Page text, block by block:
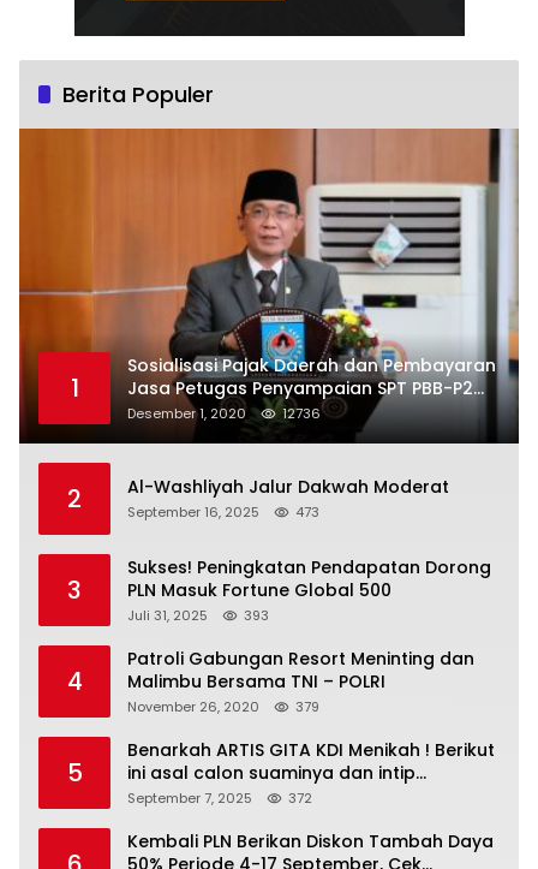
Berita Populer
1
Sosialisasi Pajak Daerah dan Pembayaran
Jasa Petugas Penyampaian SPT PBB-P2
Kota Mataram
Desember 1, 2020 12736
2 Al-Washliyah Jalur Dakwah Moderat
September 16, 2025 473
3
Sukses! Peningkatan Pendapatan Dorong
PLN Masuk Fortune Global 500
Juli 31, 2025 393
4
Patroli Gabungan Resort Meninting dan
Malimbu Bersama TNI – POLRI
November 26, 2020 379
5
Benarkah ARTIS GITA KDI Menikah ! Berikut
ini asal calon suaminya dan intip
undangannya
September 7, 2025 372
Kembali PLN Berikan Diskon Tambah Daya
50% Periode 4-17 September, Cek